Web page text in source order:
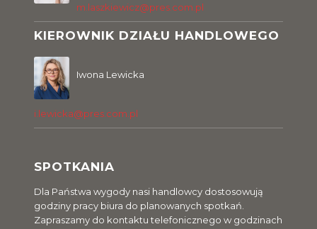
m.laszkiewicz@pres.com.pl
KIEROWNIK DZIAŁU HANDLOWEGO
Iwona Lewicka
i.lewicka@pres.com.pl
SPOTKANIA
Dla Państwa wygody nasi handlowcy dostosowują
godziny pracy biura do planowanych spotkań.
Zapraszamy do kontaktu telefonicznego w godzinach